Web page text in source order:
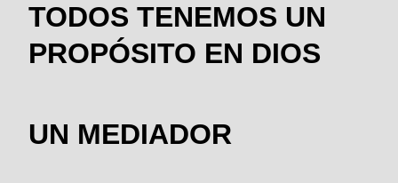
TODOS TENEMOS UN
PROPÓSITO EN DIOS
UN MEDIADOR